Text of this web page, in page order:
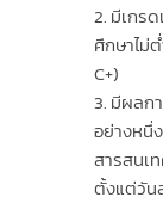
มีเกร
ศึกษาไม่
C+)
มีผลก
อย่างหนึ่
สารสนเ
ตั้งแต่วัน